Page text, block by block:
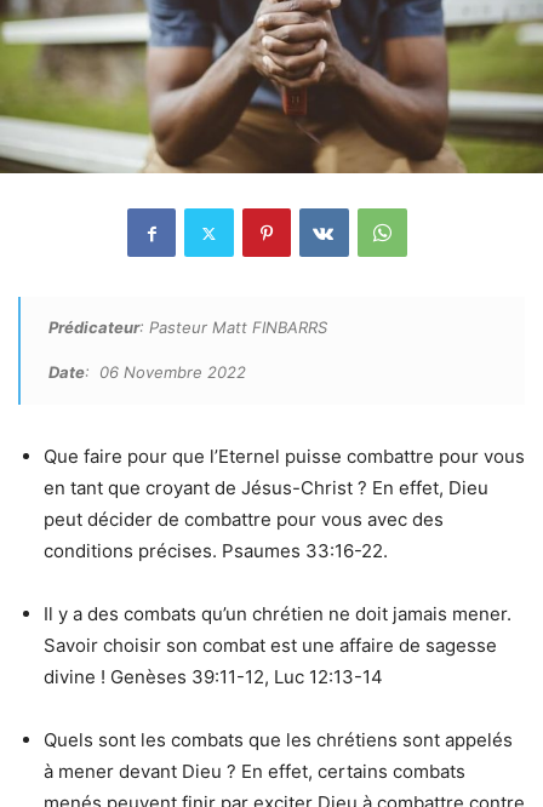
Prédicateur: Pasteur Matt FINBARRS
Date: 06 Novembre 2022
Que faire pour que l’Eternel puisse combattre pour vous
en tant que croyant de Jésus-Christ ? En effet, Dieu
peut décider de combattre pour vous avec des
conditions précises. Psaumes 33:16-22.
Il y a des combats qu’un chrétien ne doit jamais mener.
Savoir choisir son combat est une affaire de sagesse
divine ! Genèses 39:11-12, Luc 12:13-14
Quels sont les combats que les chrétiens sont appelés
à mener devant Dieu ? En effet, certains combats